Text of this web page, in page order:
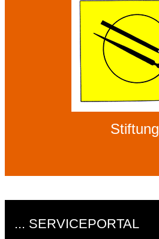
Stiftung
... SERVICEPORTAL